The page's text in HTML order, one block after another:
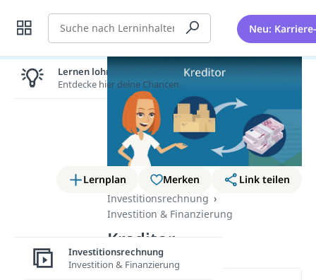
Suche Neu:
Lernplan Merken
Link teilen
Investitionsrechnung
Investition & Finanzierung
Kreditor
Lernen lohnt sich!
Entdecke hier deine Chancen.
Investitionsrechnung
Investition & Finanzierung